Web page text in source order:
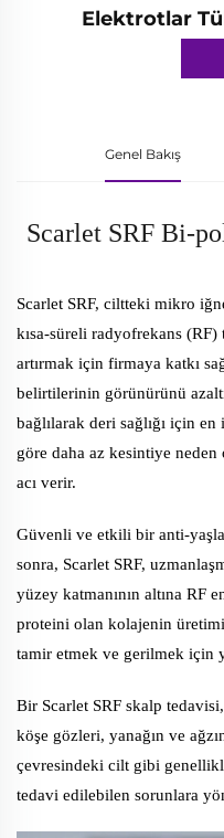
Elektrotlar
Genel Bakış
Scarlet SRF Bi-
Scarlet SRF, ciltteki mikro
kısa-süreli radyofrekans
artırmak için firmaya katkı
belirtilerinin görünürünü
bağlılarak deri sağlığı için
göre daha az kesintiye
acı verir.
Güvenli ve etkili bir anti-
sonra, Scarlet SRF,
yüzey katmanının altına RF
proteini olan kolajenin
tamir etmek ve gerilmek için
Bir Scarlet SRF skalp
köşe gözleri, yanağın ve
çevresindeki cilt gibi
tedavi edilebilen sorunlara